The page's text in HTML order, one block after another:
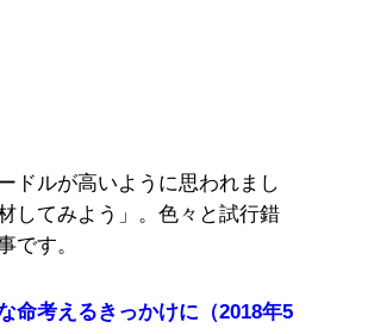
ドルが高いように思われまし
してみよう」。色々と試行錯
です。
考えるきっかけに（2018年5